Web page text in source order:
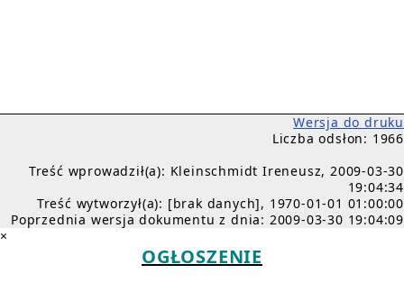
Wersja do druku
Liczba odsłon: 1966
Treść wprowadził(a): Kleinschmidt Ireneusz, 2009-03-30
19:04:34
Treść wytworzył(a): [brak danych], 1970-01-01 01:00:00
Poprzednia wersja dokumentu z dnia: 2009-03-30 19:04:09
×
OGŁOSZENIE